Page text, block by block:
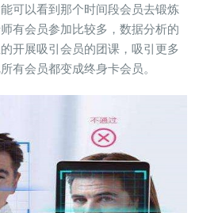
可以看到那个时间段会员去锻炼
有会员参加比较多，数据分析的
开展吸引会员的团课，吸引更多
有会员都变成终身卡会员。